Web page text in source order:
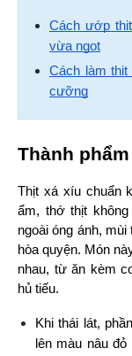
Cách ướp
vừa ngọt
Cách làm
cưỡng
Thành
Thịt xá xíu chuẩn
ẩm, thớ thịt
ngoài óng ánh,
hòa quyện. Món
nhau, từ ăn kèm
hủ tiếu.
Khi thái lát,
lên màu nâu